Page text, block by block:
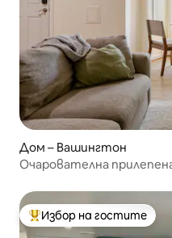
Дом – Вашингтон
Очарователна
Най-популярен избор на
Избор на гостите